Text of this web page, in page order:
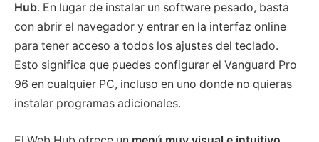
Hub. En lugar de instalar un software pesado, basta
con abrir el navegador y entrar en la interfaz online
para tener acceso a todos los ajustes del teclado.
Esto significa que puedes configurar el Vanguard Pro
96 en cualquier PC, incluso en uno donde no quieras
instalar programas adicionales.